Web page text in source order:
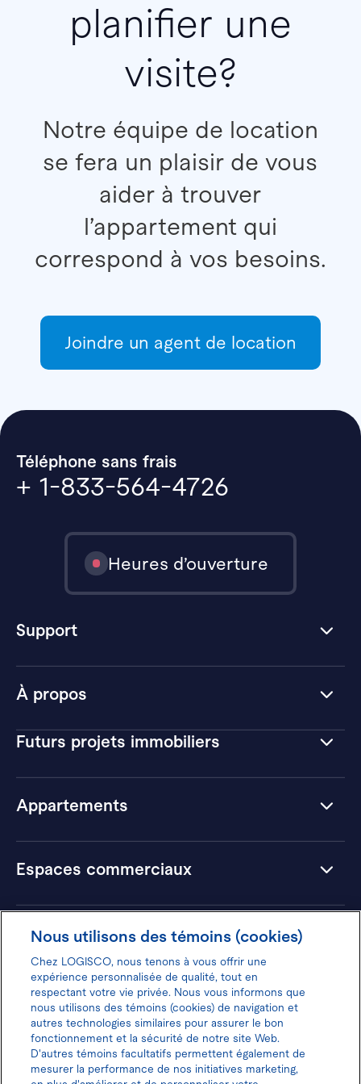
planifier une
visite?
Notre équipe de location
se fera un plaisir de vous
aider à trouver
l’appartement qui
correspond à vos besoins.
Joindre un agent de location
À propos
Futurs projets immobiliers
Appartements
Espaces commerciaux
Hôtels
Téléphone sans frais
+ 1-833-564-4726
Heures d’ouverture
Support
Donnez votre avis pour gagner 100$
Nous utilisons des témoins (cookies)
Chez LOGISCO, nous tenons à vous offrir une
expérience personnalisée de qualité, tout en
respectant votre vie privée. Nous vous informons que
nous utilisons des témoins (cookies) de navigation et
autres technologies similaires pour assurer le bon
fonctionnement et la sécurité de notre site Web.
D'autres témoins facultatifs permettent également de
mesurer la performance de nos initiatives marketing,